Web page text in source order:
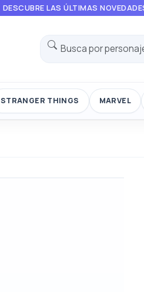
DESCUBRE LAS ÚLTIMAS
STRANGER THINGS MARVEL